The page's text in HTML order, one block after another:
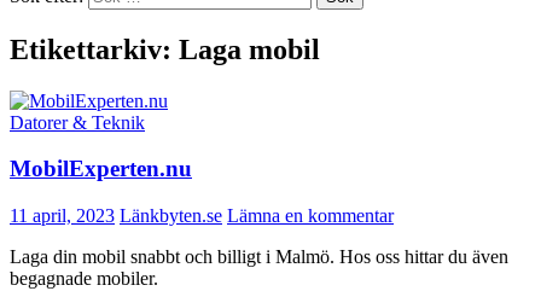
Etikettarkiv: Laga mobil
Datorer & Teknik
MobilExperten.nu
11 april, 2023 Länkbyten.se Lämna en kommentar
Laga din mobil snabbt och billigt i Malmö. Hos oss hittar du även
begagnade mobiler.